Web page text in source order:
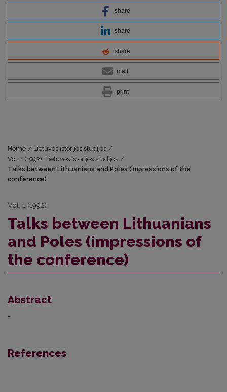
share
share
share
mail
print
Home / Lietuvos istorijos studijos /
Vol. 1 (1992): Lietuvos istorijos studijos /
Talks between Lithuanians and Poles (impressions of the
conference)
Vol. 1 (1992)
Talks between Lithuanians
and Poles (impressions of
the conference)
Abstract
-
References